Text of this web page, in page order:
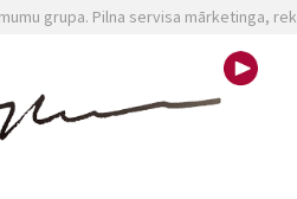
grupa. Pilna servisa mārketinga,